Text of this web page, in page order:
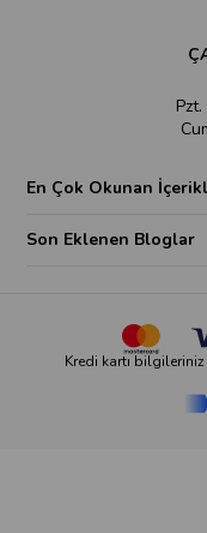
En Çok Okunan
Son Eklenen Bloglar
Kredi kartı